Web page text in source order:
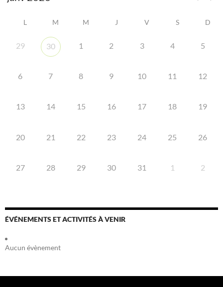
L M M J V S D
29 30 1 2 3 4 5
6 7 8 9 10 11 12
13 14 15 16 17 18 19
20 21 22 23 24 25 26
27 28 29 30 31 1 2
ÉVÉNEMENTS ET ACTIVITÉS À VENIR
Aucun évènement